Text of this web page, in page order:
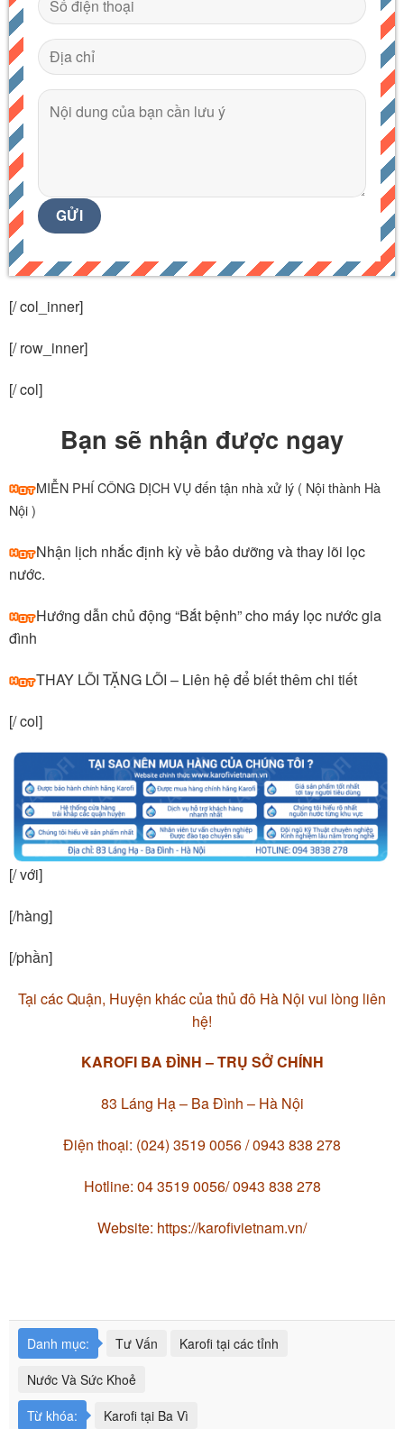
[/ col_inner]
[/ row_inner]
[/ col]
Bạn sẽ nhận được ngay
MIỄN PHÍ CÔNG DỊCH VỤ đến tận nhà xử lý ( Nội thành Hà
Nội )
Nhận lịch nhắc định kỳ về bảo dưỡng và thay lõi lọc
nước.
Hướng dẫn chủ động “Bắt bệnh” cho máy lọc nước gia
đình
THAY LÕI TẶNG LÕI – Liên hệ để biết thêm chi tiết
[/ col]
[/ với]
[/hàng]
[/phần]
Tại các Quận, Huyện khác của thủ đô Hà Nội vui lòng liên
hệ!
KAROFI BA ĐÌNH – TRỤ SỞ CHÍNH
83 Láng Hạ – Ba Đình – Hà Nội
Điện thoại: (024) 3519 0056 / 0943 838 278
Hotline: 04 3519 0056/ 0943 838 278
Website: https://karofivietnam.vn/
Danh mục: Tư Vấn
Karofi tại các tỉnh
Nước Và Sức Khoẻ
Từ khóa:
Karofi tại Ba Vì